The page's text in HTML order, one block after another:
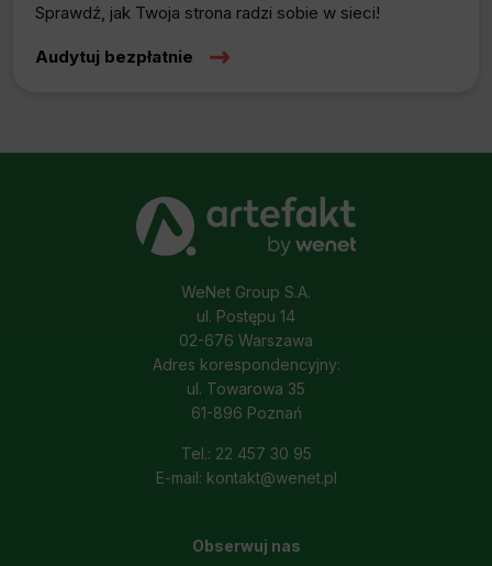
Sprawdź, jak Twoja strona radzi sobie w sieci!
Audytuj bezpłatnie
WeNet Group S.A.
ul. Postępu 14
02-676 Warszawa
Adres korespondencyjny:
ul. Towarowa 35
61-896 Poznań
Tel.: 22 457 30 95
E-mail: kontakt@wenet.pl
Obserwuj nas